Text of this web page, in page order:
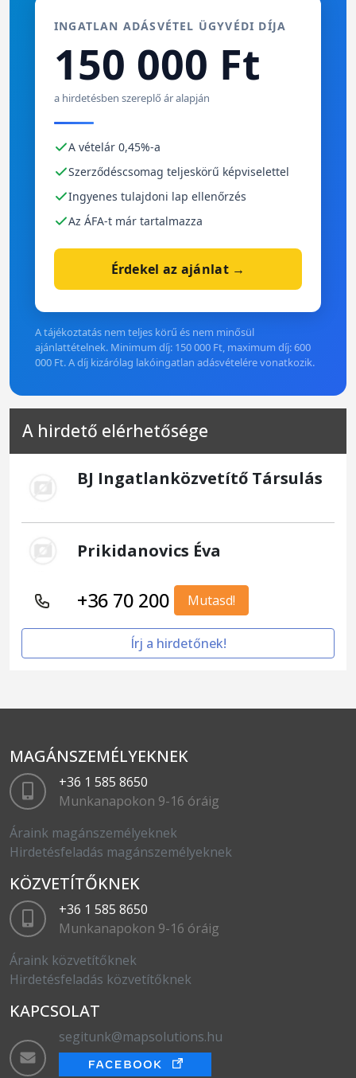
INGATLAN ADÁSVÉTEL ÜGYVÉDI DÍJA
150 000 Ft
a hirdetésben szereplő ár alapján
A vételár 0,45%-a
Szerződéscsomag teljeskörű képviselettel
Ingyenes tulajdoni lap ellenőrzés
Az ÁFA-t már tartalmazza
Érdekel az ajánlat →
A tájékoztatás nem teljes körű és nem minősül
ajánlattételnek. Minimum díj: 150 000 Ft, maximum díj: 600
000 Ft. A díj kizárólag lakóingatlan adásvételére vonatkozik.
A hirdető elérhetősége
BJ Ingatlanközvetítő Társulás
Prikidanovics Éva
+36 70 200 Mutasd!
Írj a hirdetőnek!
MAGÁNSZEMÉLYEKNEK
+36 1 585 8650
Munkanapokon 9-16 óráig
Áraink magánszemélyeknek
Hirdetésfeladás magánszemélyeknek
KÖZVETÍTŐKNEK
+36 1 585 8650
Munkanapokon 9-16 óráig
Áraink közvetítőknek
Hirdetésfeladás közvetítőknek
KAPCSOLAT
segitunk@mapsolutions.hu